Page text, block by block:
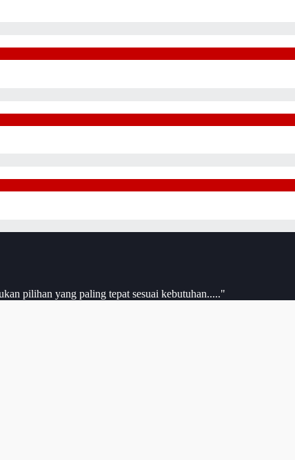
pilihan yang paling tepat sesuai kebutuhan....."